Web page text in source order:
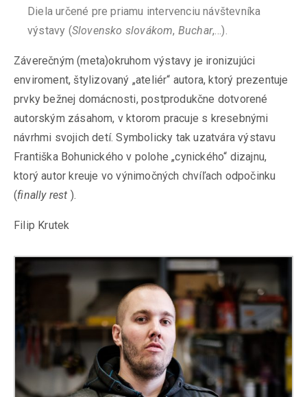
Diela určené pre priamu intervenciu návštevníka
výstavy (Slovensko slovákom, Buchar,…).
Záverečným (meta)okruhom výstavy je ironizujúci
enviroment, štylizovaný „ateliér“ autora, ktorý prezentuje
prvky bežnej domácnosti, postprodukčne dotvorené
autorským zásahom, v ktorom pracuje s kresebnými
návrhmi svojich detí. Symbolicky tak uzatvára výstavu
Františka Bohunického v polohe „cynického“ dizajnu,
ktorý autor kreuje vo výnimočných chvíľach odpočinku
(finally rest ).
Filip Krutek